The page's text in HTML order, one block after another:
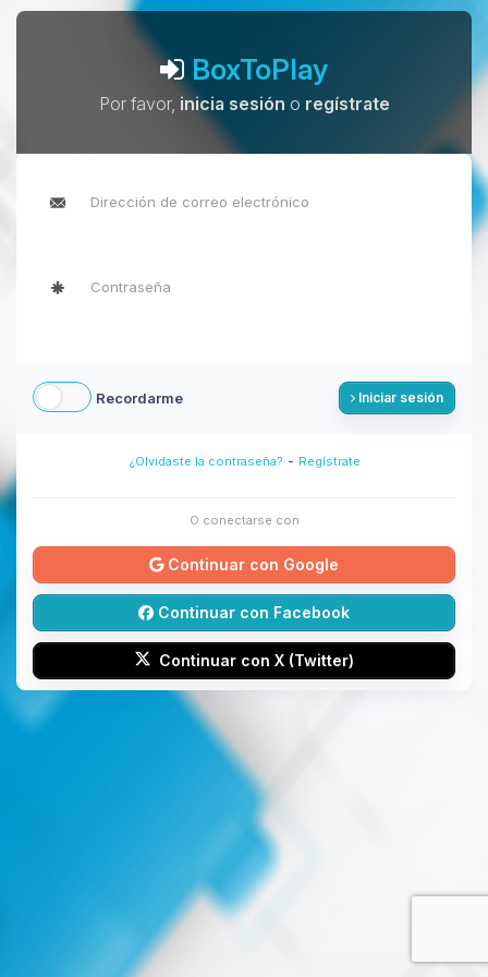
BoxToPlay
Por favor, inicia sesión o regístrate
Recordarme Iniciar sesión
¿Olvidaste la contraseña? - Regístrate
O conectarse con
Continuar con Google
Continuar con Facebook
Continuar con X (Twitter)